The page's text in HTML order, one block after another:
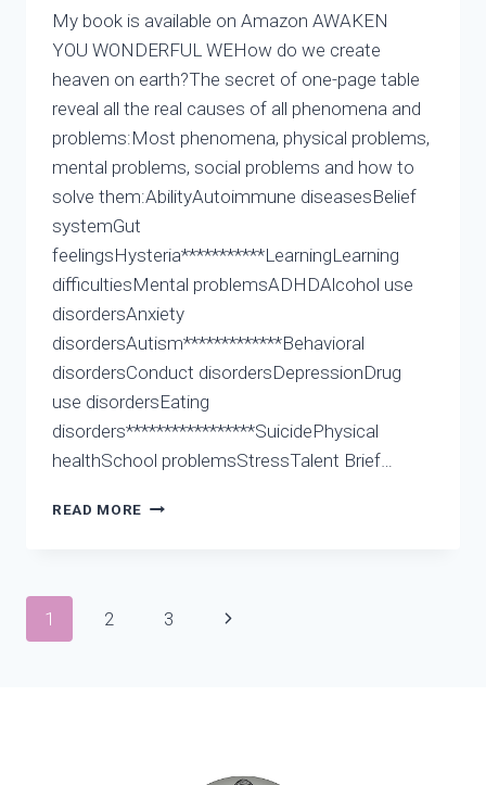
CONTAIN
ONE
THING:
WATER,
DO
THE
RELIGIONS.
My book is available on Amazon AWAKEN
YOU WONDERFUL WEHow do we create
heaven on earth?The secret of one-page table
reveal all the real causes of all phenomena and
problems:Most phenomena, physical problems,
mental problems, social problems and how to
solve them:AbilityAutoimmune diseasesBelief
systemGut
feelingsHysteria***********LearningLearning
difficultiesMental problemsADHDAlcohol use
disordersAnxiety
disordersAutism*************Behavioral
disordersConduct disordersDepressionDrug
use disordersEating
disorders*****************SuicidePhysical
healthSchool problemsStressTalent Brief…
READ MORE COUNTDOWN
YOU
Page
1 2 3
Next